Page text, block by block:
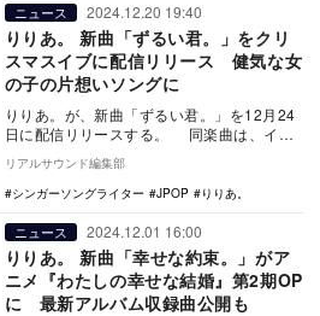
ニュース 2024.12.20 19:40
りりあ。 新曲「ずるい君。」をクリ
スマスイブに配信リリース 健気な女
の子の片想いソングに
りりあ。が、新曲「ずるい君。」を12月24
日に配信リリースする。 同楽曲は、イン
トロからクリスマスアレンジが施された、
ビター…
リアルサウンド編集部
シンガーソングライター
JPOP りりあ。
ニュース 2024.12.01 16:00
りりあ。 新曲「幸せな約束。」がア
ニメ『わたしの幸せな結婚』第2期OP
に 最新アルバム収録曲公開も